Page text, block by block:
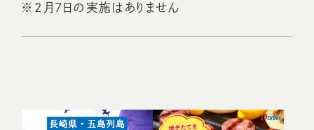
※2月7日の実施はありません